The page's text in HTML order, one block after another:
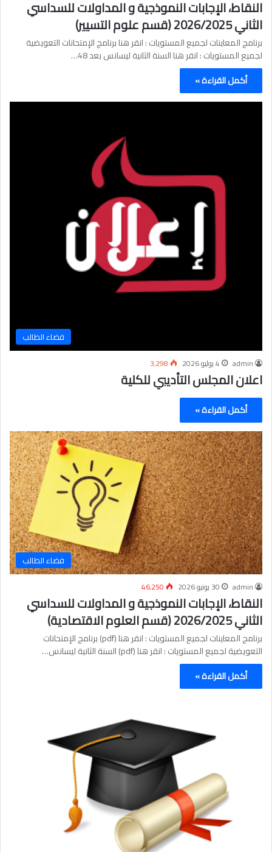
النقاط، الإجابات النموذجية و المداولات للسداسي
الثاني 2026/2025 (قسم علوم التسيير)
برنامج المعاينات لجميع المستويات : انقر هنا برنامج الإمتحانات التعويضية
لجميع المستويات : انقر هنا السنة الثانية ليسانس بعد 48…
أكمل القراءة »
فضاء الطالب
admin 4 يوليو 2026 3٬298
اعلان المجلس التأديبي للكلية
أكمل القراءة »
فضاء الطالب
admin 30 يونيو 2026 46٬250
النقاط، الإجابات النموذجية و المداولات للسداسي
الثاني 2026/2025 (قسم العلوم الاقتصادية)
برنامج المعاينات لجميع المستويات : انقر هنا (pdf) برنامج الإمتحانات
التعويضية لجميع المستويات : انقر هنا (pdf) السنة الثانية ليسانس…
أكمل القراءة »